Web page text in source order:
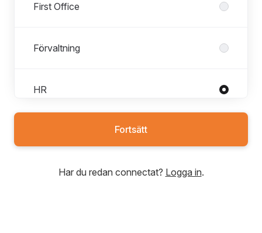
First Office
Förvaltning
HR
Hyresadministration
Hållbarhet
Fortsätt
Har du redan connectat? Logga in.